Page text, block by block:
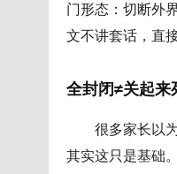
门形态：切断外
文不讲套话，直
全封闭≠关起来
很多家长以
其实这只是基础。